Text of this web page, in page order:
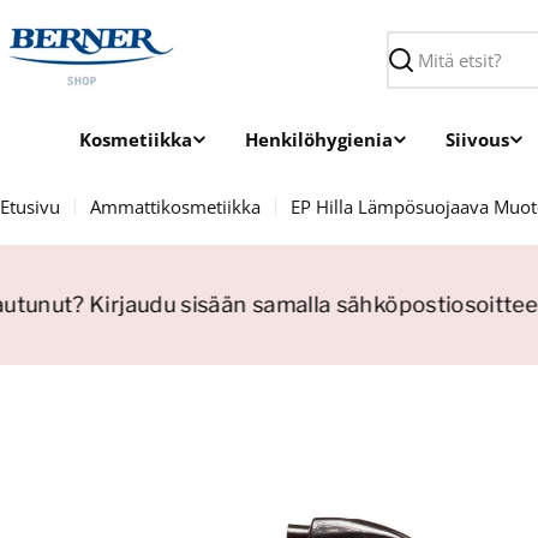
sisältöön
Haku
Kosmetiikka Henkilöhygienia Siivous
Etusivu Ammattikosmetiikka EP Hilla Lämpösuojaava
Kirjaudu sisään samalla